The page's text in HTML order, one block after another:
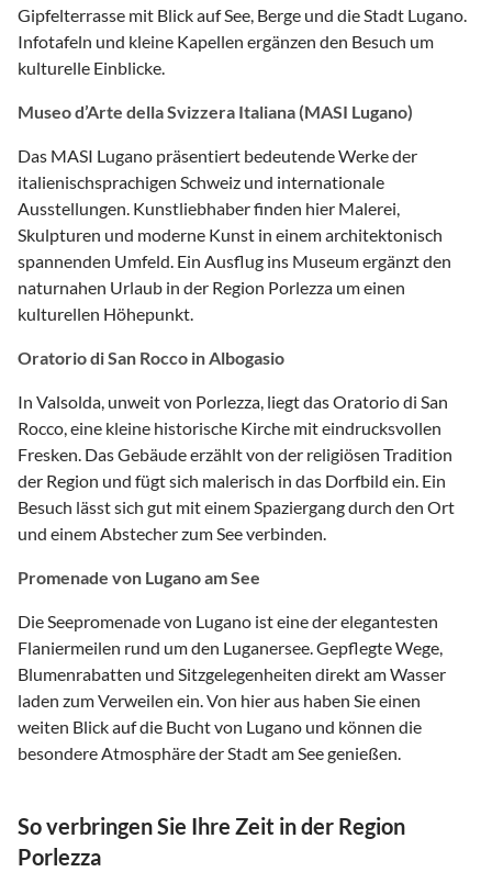
Gipfelterrasse mit Blick auf See, Berge und die Stadt Lugano.
Infotafeln und kleine Kapellen ergänzen den Besuch um
kulturelle Einblicke.
Museo d’Arte della Svizzera Italiana (MASI Lugano)
Das MASI Lugano präsentiert bedeutende Werke der
italienischsprachigen Schweiz und internationale
Ausstellungen. Kunstliebhaber finden hier Malerei,
Skulpturen und moderne Kunst in einem architektonisch
spannenden Umfeld. Ein Ausflug ins Museum ergänzt den
naturnahen Urlaub in der Region Porlezza um einen
kulturellen Höhepunkt.
Oratorio di San Rocco in Albogasio
In Valsolda, unweit von Porlezza, liegt das Oratorio di San
Rocco, eine kleine historische Kirche mit eindrucksvollen
Fresken. Das Gebäude erzählt von der religiösen Tradition
der Region und fügt sich malerisch in das Dorfbild ein. Ein
Besuch lässt sich gut mit einem Spaziergang durch den Ort
und einem Abstecher zum See verbinden.
Promenade von Lugano am See
Die Seepromenade von Lugano ist eine der elegantesten
Flaniermeilen rund um den Luganersee. Gepflegte Wege,
Blumenrabatten und Sitzgelegenheiten direkt am Wasser
laden zum Verweilen ein. Von hier aus haben Sie einen
weiten Blick auf die Bucht von Lugano und können die
besondere Atmosphäre der Stadt am See genießen.
So verbringen Sie Ihre Zeit in der Region
Porlezza